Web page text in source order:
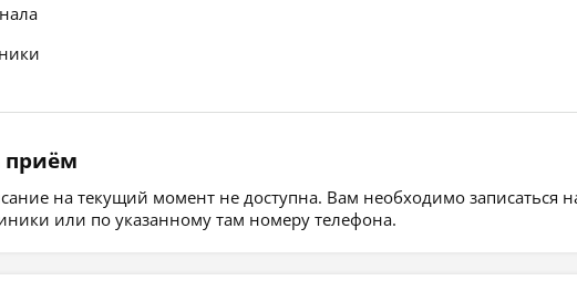
приём
на текущий момент не доступна. Вам необходимо записаться
или по указанному там номеру телефона.